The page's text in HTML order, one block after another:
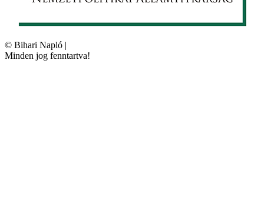
© Bihari Napló |
Minden jog fenntartva!